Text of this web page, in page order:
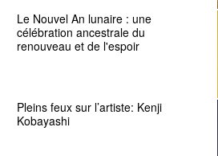
Le Nouvel An lunaire : une
célébration ancestrale du
renouveau et de l'espoir
Pleins feux sur l’artiste: Kenji
Kobayashi